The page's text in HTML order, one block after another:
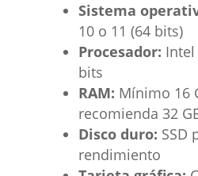
Sistema
10 o 11 (64 bits)
Procesador: Intel
bits
RAM: Mínimo 16
recomienda 32
Disco duro: SSD
rendimiento